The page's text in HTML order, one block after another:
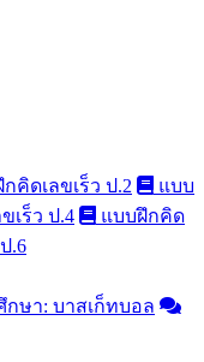
คิดเลขเร็ว ป.2
แบบ
เร็ว ป.4
แบบฝึกคิด
.6
กษา: บาสเก็ทบอล